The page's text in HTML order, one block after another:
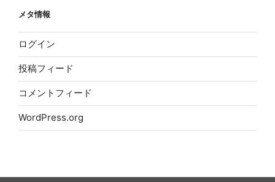
メタ情報
ログイン
投稿フィード
コメントフィード
WordPress.org